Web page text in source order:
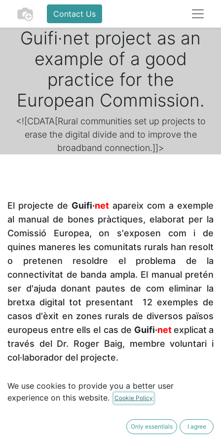
Contact Us
Guifi·net project as an
example of a good
practice for the
European Commission.
<![CDATA[Rural communities set up projects to
erase the digital divide and to improve the
broadband connection.]]>
El projecte de Guifi·net apareix com a exemple
al manual de bones pràctiques, elaborat per la
Comissió Europea, on s'exposen com i de
quines maneres les comunitats rurals han resolt
o pretenen resoldre el problema de la
connectivitat de banda ampla. El manual pretén
ser d'ajuda donant pautes de com eliminar la
bretxa digital tot presentant 12 exemples de
casos d'èxit en zones rurals de diversos països
europeus entre ells el cas de Guifi·net explicat a
través del Dr. Roger Baig, membre voluntari i
col·laborador del projecte.
La primera part del manual exposa la situació
actual de la connectivitat de banda ampla, la
tecnològiques, els actuals avenços europeus en
We use cookies to provide you a better user
experience on this website.
Cookie Policy
Only essentials I agree